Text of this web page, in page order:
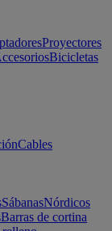
Proyectores
Bicicletas
Cables
SábanasNórdicos
Barras de cortina